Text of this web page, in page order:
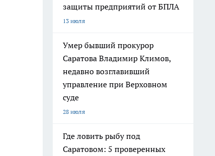
защиты предприятий от БПЛА
13 июля
Умер бывший прокурор
Саратова Владимир Климов,
недавно возглавивший
управление при Верховном
суде
28 июля
Где ловить рыбу под
Саратовом: 5 проверенных